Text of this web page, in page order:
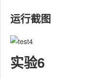
运行截图
实验6